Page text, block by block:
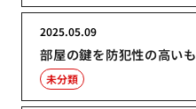
部屋の鍵を防犯性の高い
2025.05.09
未分類